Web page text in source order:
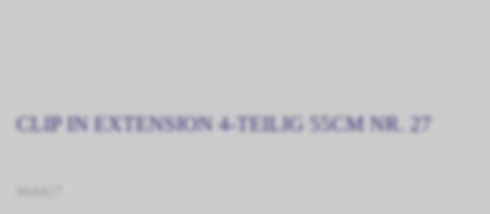
CLIP IN EXTENSION 4-TEILIG 55CM NR. 27